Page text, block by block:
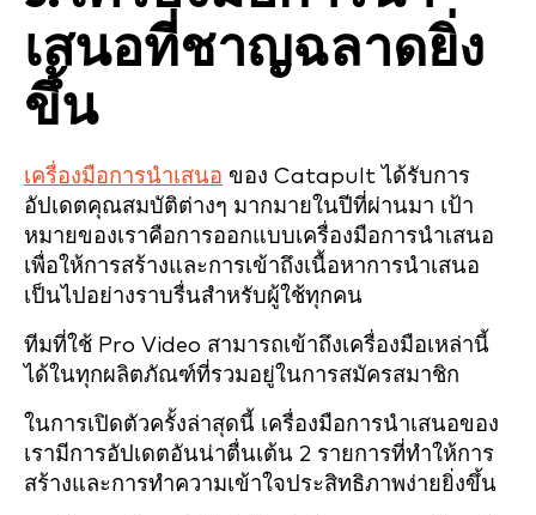
เสนอที่ชาญฉลาดยิ่ง
ขึ้น
เครื่องมือการนำเสนอ ของ Catapult ได้รับการ
อัปเดตคุณสมบัติต่างๆ มากมายในปีที่ผ่านมา เป้า
หมายของเราคือการออกแบบเครื่องมือการนำเสนอ
เพื่อให้การสร้างและการเข้าถึงเนื้อหาการนำเสนอ
เป็นไปอย่างราบรื่นสำหรับผู้ใช้ทุกคน
ทีมที่ใช้ Pro Video สามารถเข้าถึงเครื่องมือเหล่านี้
ได้ในทุกผลิตภัณฑ์ที่รวมอยู่ในการสมัครสมาชิก
ในการเปิดตัวครั้งล่าสุดนี้ เครื่องมือการนำเสนอของ
เรามีการอัปเดตอันน่าตื่นเต้น 2 รายการที่ทำให้การ
สร้างและการทำความเข้าใจประสิทธิภาพง่ายยิ่งขึ้น